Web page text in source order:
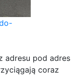
adresu pod adres
coraz